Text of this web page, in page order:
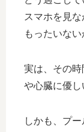
スマホを見
もったいない
実は、その時
や心臓に優し
しかも、プ